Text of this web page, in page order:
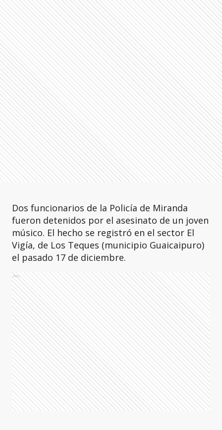
Dos funcionarios de la Policía de Miranda
fueron detenidos por el asesinato de un joven
músico. El hecho se registró en el sector El
Vigía, de Los Teques (municipio Guaicaipuro)
el pasado 17 de diciembre.
Ads